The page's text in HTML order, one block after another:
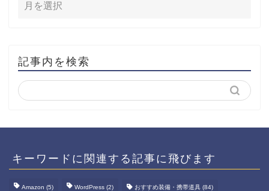
記事内を検索
キーワードに関連する記事に飛びます
Amazon (5) WordPress (2) おすすめ装備・携帯道具 (84)